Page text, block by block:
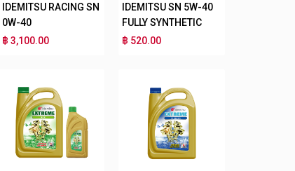
IDEMITSU RACING SN
0W-40
฿ 3,100.00
IDEMITSU SN 5W-40
FULLY SYNTHETIC
฿ 520.00